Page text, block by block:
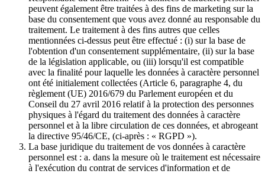
peuvent également être traitées à des fins de marketing sur la
base du consentement que vous avez donné au responsable du
traitement. Le traitement à des fins autres que celles
mentionnées ci-dessus peut être effectué : (i) sur la base de
l'obtention d'un consentement supplémentaire, (ii) sur la base
de la législation applicable, ou (iii) lorsqu'il est compatible
avec la finalité pour laquelle les données à caractère personnel
ont été initialement collectées (Article 6, paragraphe 4, du
règlement (UE) 2016/679 du Parlement européen et du
Conseil du 27 avril 2016 relatif à la protection des personnes
physiques à l'égard du traitement des données à caractère
personnel et à la libre circulation de ces données, et abrogeant
la directive 95/46/CE, (ci-après : « RGPD »).
La base juridique du traitement de vos données à caractère
personnel est : a. dans la mesure où le traitement est nécessaire
à l'exécution du contrat de services d'information et de